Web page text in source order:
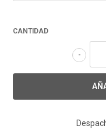
CANTIDAD
-